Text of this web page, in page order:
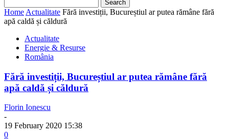
Home Actualitate Fără investiții, Bucureștiul ar putea rămâne fără
apă caldă și căldură
Actualitate
Energie & Resurse
România
Fără investiții, Bucureștiul ar putea rămâne fără
apă caldă și căldură
Florin Ionescu
-
19 February 2020 15:38
0